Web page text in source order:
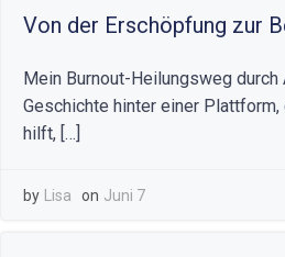
Von der Erschöpfung zur
Mein Burnout-Heilungsweg durch
Geschichte hinter einer
hilft, […]
by Lisa on Juni 7